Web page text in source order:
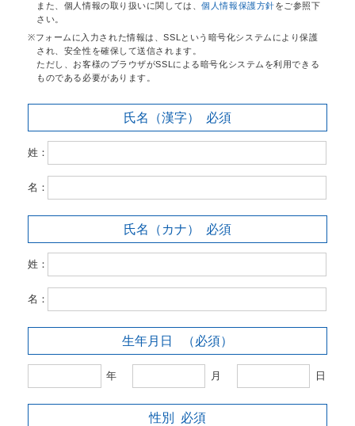
また、個人情報の取り扱いに関しては、個人情報保護方針をご参照下
さい。
フォームに入力された情報は、SSLという暗号化システムにより保護
され、安全性を確保して送信されます。
ただし、お客様のブラウザがSSLによる暗号化システムを利用できる
ものである必要があります。
氏名（漢字） 必須
姓：
名：
氏名（カナ） 必須
姓：
名：
生年月日 （必須）
年 月 日
性別 必須